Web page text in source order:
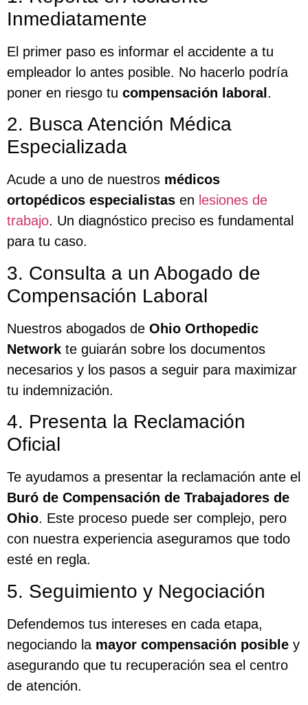
Inmediatamente
El primer paso es informar el accidente a tu
empleador lo antes posible. No hacerlo podría
poner en riesgo tu compensación laboral .
2. Busca Atención Médica
Especializada
Acude a uno de nuestros médicos
ortopédicos especialistas en lesiones de
trabajo. Un diagnóstico preciso es fundamental
para tu caso.
3. Consulta a un Abogado de
Compensación Laboral
Nuestros abogados de Ohio Orthopedic
Network te guiarán sobre los documentos
necesarios y los pasos a seguir para maximizar
tu indemnización.
4. Presenta la Reclamación
Oficial
Te ayudamos a presentar la reclamación ante el
Buró de Compensación de Trabajadores de
Ohio. Este proceso puede ser complejo, pero
con nuestra experiencia aseguramos que todo
esté en regla.
5. Seguimiento y Negociación
Defendemos tus intereses en cada etapa,
negociando la mayor compensación posible y
asegurando que tu recuperación sea el centro
de atención.